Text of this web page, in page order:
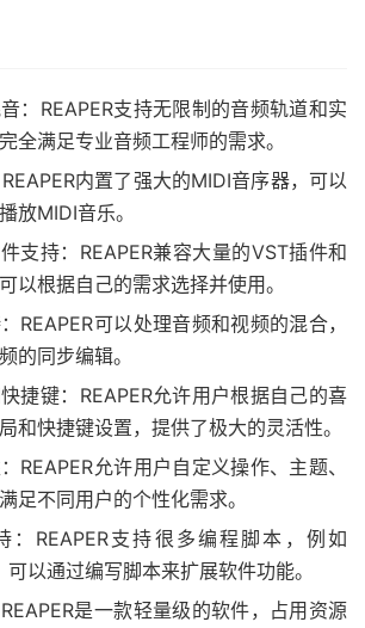
：REAPER支持无限制的音频轨道和实
全满足专业音频工程师的需求。
内置了强大的MIDI音序器，可以
放MIDI音乐。
支持：REAPER兼容大量的VST插件和
以根据自己的需求选择并使用。
REAPER可以处理音频和视频的混合，
的同步编辑。
捷键：REAPER允许用户根据自己的喜
和快捷键设置，提供了极大的灵活性。
REAPER允许用户自定义操作、主题、
足不同用户的个性化需求。
：REAPER支持很多编程脚本，例如
以通过编写脚本来扩展软件功能。
是一款轻量级的软件，占用资源